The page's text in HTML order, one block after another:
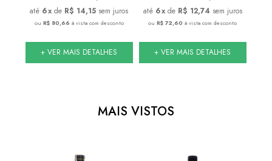
6x de R$ 14,15 sem juros
ou R$ 80,66 à vista com desconto
+ VER MAIS DETALHES
6x de R$ 12,74 sem juros
ouR$ 72,60 à vista com desconto
+ VER MAIS DETALHES
MAIS VISTOS